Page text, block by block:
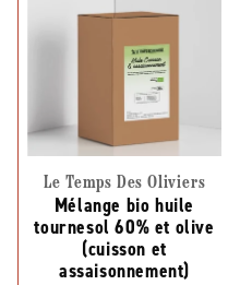
Le Temps Des Oliviers
Mélange bio huile
tournesol 60% et olive
(cuisson et
assaisonnement)